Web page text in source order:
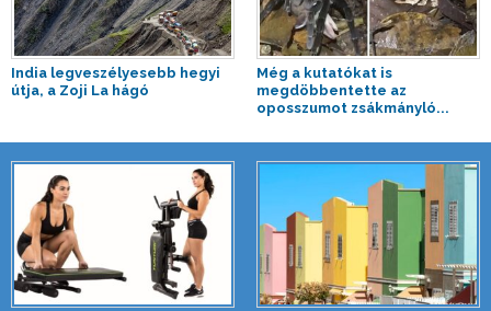
India legveszélyesebb hegyi
útja, a Zoji La hágó
Még a kutatókat is
megdöbbentette az
oposszumot zsákmányló...